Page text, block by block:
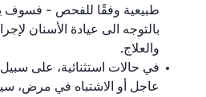
طبيعية وفقًا للفحص - فسوف
بالتوجه الى عيادة الأسنان
والعلاج.
في حالات استثنائية، على
عاجل أو الاشتباه في مرض،